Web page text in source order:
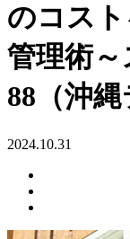
のコス
管理術
88（沖
2024.10.31